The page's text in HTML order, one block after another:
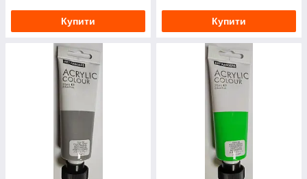
Купити Купити